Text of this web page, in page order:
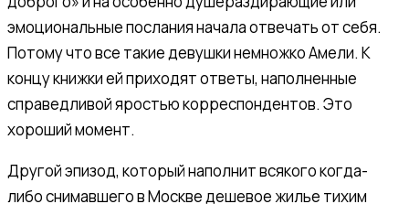
эмоциональные послания начала отвечать от себя.
Потому что все такие девушки немножко Амели. К
концу книжки ей приходят ответы, наполненные
справедливой яростью корреспондентов. Это
хороший момент.
Другой эпизод, который наполнит всякого когда-
либо снимавшего в Москве дешевое жилье тихим